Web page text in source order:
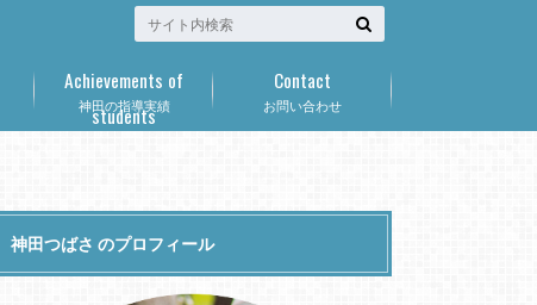
神田の指導実績
Achievements of
students
お問い合わせ
Contact
神田つばさ のプロフィール